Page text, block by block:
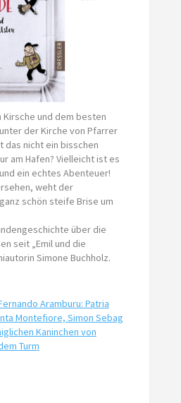
und dem besten
der Kirche von Pfarrer
das nicht ein bisschen
am Hafen? Vielleicht ist es
ein echtes Abenteuer!
weht der
schön steife Brise um
über die
seit „Emil und die
Simone Buchholz.
Aramburu: Patria
Montefiore, Simon Sebag
Kaninchen von
Turm